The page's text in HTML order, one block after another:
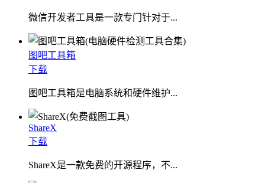
微信开发者工具是一款专门针对于...
图吧工具箱
下载
图吧工具箱是电脑系统和硬件维护...
ShareX
下载
ShareX是一款免费的开源程序，不...